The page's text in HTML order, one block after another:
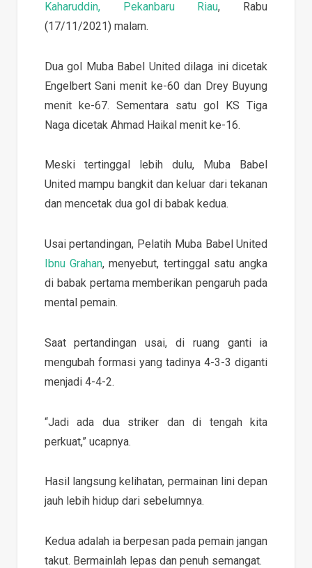
Kaharuddin, Pekanbaru Riau, Rabu
(17/11/2021) malam.
Dua gol Muba Babel United dilaga ini dicetak
Engelbert Sani menit ke-60 dan Drey Buyung
menit ke-67. Sementara satu gol KS Tiga
Naga dicetak Ahmad Haikal menit ke-16.
Meski tertinggal lebih dulu, Muba Babel
United mampu bangkit dan keluar dari tekanan
dan mencetak dua gol di babak kedua.
Usai pertandingan, Pelatih Muba Babel United
Ibnu Grahan, menyebut, tertinggal satu angka
di babak pertama memberikan pengaruh pada
mental pemain.
Saat pertandingan usai, di ruang ganti ia
mengubah formasi yang tadinya 4-3-3 diganti
menjadi 4-4-2.
“Jadi ada dua striker dan di tengah kita
perkuat,” ucapnya.
Hasil langsung kelihatan, permainan lini depan
jauh lebih hidup dari sebelumnya.
Kedua adalah ia berpesan pada pemain jangan
takut. Bermainlah lepas dan penuh semangat.